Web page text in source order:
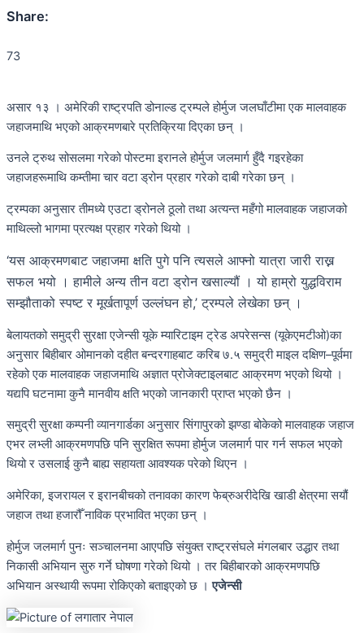
Share:
73
असार १३ । अमेरिकी राष्ट्रपति डोनाल्ड ट्रम्पले होर्मुज जलघाँटीमा एक मालवाहक
जहाजमाथि भएको आक्रमणबारे प्रतिक्रिया दिएका छन् ।
उनले ट्रुथ सोसलमा गरेको पोस्टमा इरानले होर्मुज जलमार्ग हुँदै गइरहेका
जहाजहरूमाथि कम्तीमा चार वटा ड्रोन प्रहार गरेको दाबी गरेका छन् ।
ट्रम्पका अनुसार तीमध्ये एउटा ड्रोनले ठूलो तथा अत्यन्त महँगो मालवाहक जहाजको
माथिल्लो भागमा प्रत्यक्ष प्रहार गरेको थियो ।
‘यस आक्रमणबाट जहाजमा क्षति पुगे पनि त्यसले आफ्नो यात्रा जारी राख्न
सफल भयो । हामीले अन्य तीन वटा ड्रोन खसाल्यौं । यो हाम्रो युद्धविराम
सम्झौताको स्पष्ट र मूर्खतापूर्ण उल्लंघन हो,’ ट्रम्पले लेखेका छन् ।
बेलायतको समुद्री सुरक्षा एजेन्सी यूके म्यारिटाइम ट्रेड अपरेसन्स (यूकेएमटीओ)का
अनुसार बिहीबार ओमानको दहीत बन्दरगाहबाट करिब ७.५ समुद्री माइल दक्षिण–पूर्वमा
रहेको एक मालवाहक जहाजमाथि अज्ञात प्रोजेक्टाइलबाट आक्रमण भएको थियो ।
यद्यपि घटनामा कुनै मानवीय क्षति भएको जानकारी प्राप्त भएको छैन ।
समुद्री सुरक्षा कम्पनी व्यानगार्डका अनुसार सिंगापुरको झण्डा बोकेको मालवाहक जहाज
एभर लभ्ली आक्रमणपछि पनि सुरक्षित रूपमा होर्मुज जलमार्ग पार गर्न सफल भएको
थियो र उसलाई कुनै बाह्य सहायता आवश्यक परेको थिएन ।
अमेरिका, इजरायल र इरानबीचको तनावका कारण फेब्रुअरीदेखि खाडी क्षेत्रमा सयौं
जहाज तथा हजारौँ नाविक प्रभावित भएका छन् ।
होर्मुज जलमार्ग पुनः सञ्चालनमा आएपछि संयुक्त राष्ट्रसंघले मंगलबार उद्धार तथा
निकासी अभियान सुरु गर्ने घोषणा गरेको थियो । तर बिहीबारको आक्रमणपछि
अभियान अस्थायी रूपमा रोकिएको बताइएको छ ।एजेन्सी